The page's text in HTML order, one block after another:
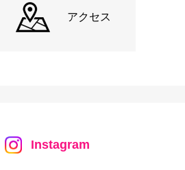
アクセス
Instagram